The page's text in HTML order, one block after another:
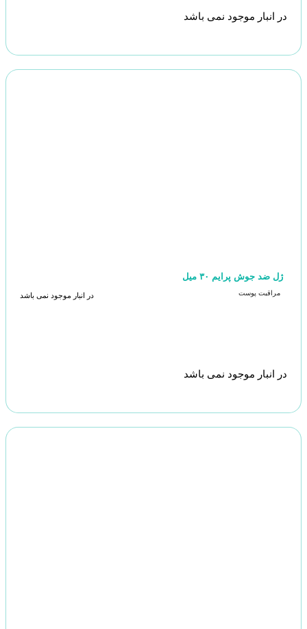
در انبار موجود نمی باشد
ژل ضد جوش پرایم ۳۰ میل
مراقبت پوست در انبار موجود نمی باشد
در انبار موجود نمی باشد